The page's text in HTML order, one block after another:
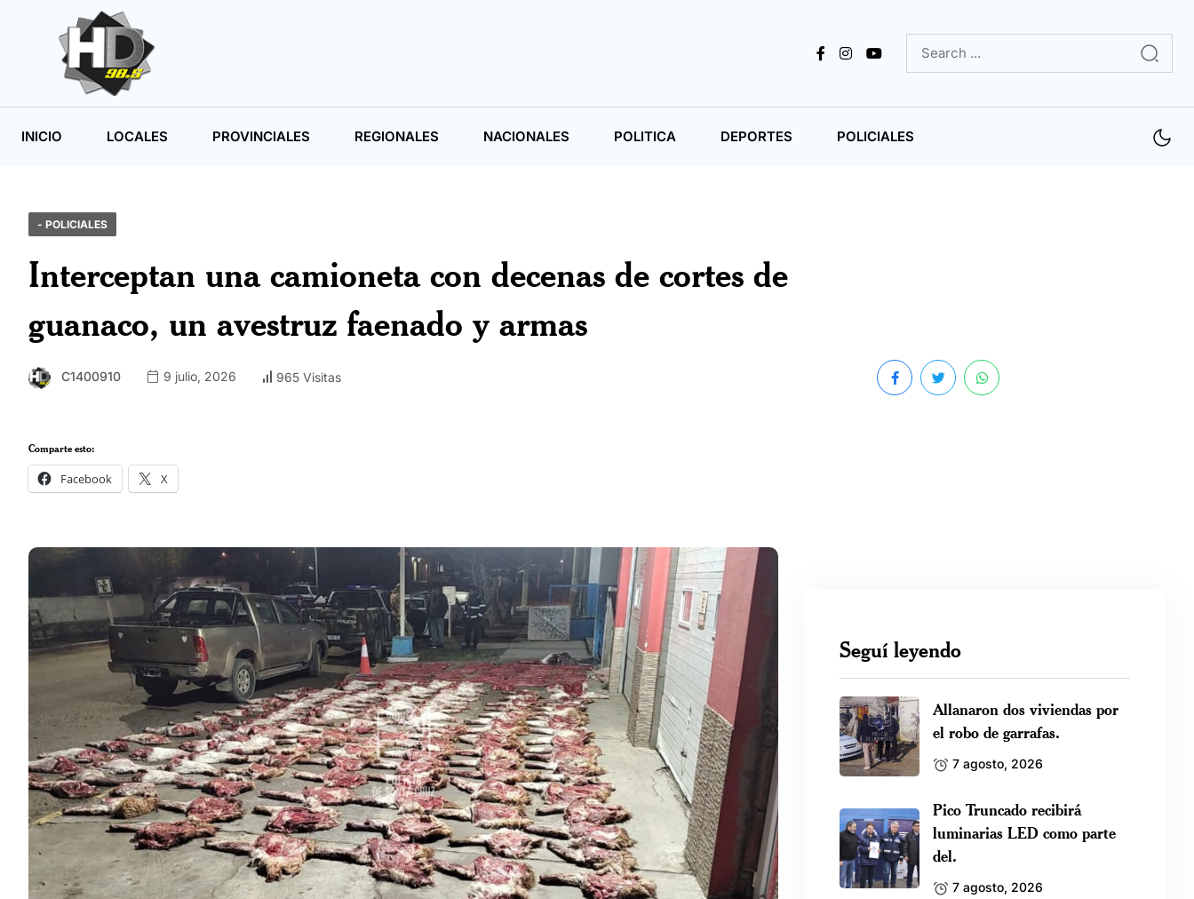
INICIO LOCALES PROVINCIALES REGIONALES NACIONALES POLITICA DEPORTES POLICIALES
- POLICIALES
Interceptan una camioneta con decenas de cortes de
guanaco, un avestruz faenado y armas
C1400910 9 julio, 2026 965 Visitas
Comparte esto:
Facebook X
Seguí leyendo
Allanaron dos viviendas por
el robo de garrafas.
7 agosto, 2026
Pico Truncado recibirá
luminarias LED como parte
del.
7 agosto, 2026